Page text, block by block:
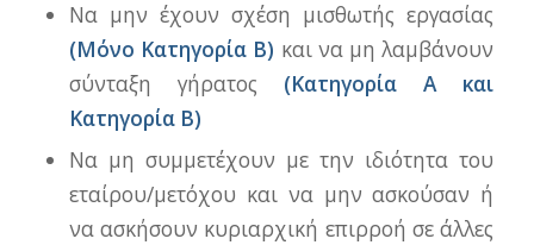
Να μην έχουν σχέση μισθωτής εργασίας
(Μόνο Κατηγορία Β) και να μη λαμβάνουν
σύνταξη γήρατος (Κατηγορία Α και
Κατηγορία Β)
Να μη συμμετέχουν με την ιδιότητα του
εταίρου/μετόχου και να μην ασκούσαν ή
να ασκήσουν κυριαρχική επιρροή σε άλλες